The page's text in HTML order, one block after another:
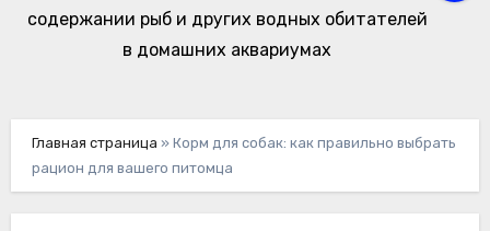
содержании рыб и других водных обитателей
в домашних аквариумах
Главная страница » Корм для собак: как правильно выбрать
рацион для вашего питомца